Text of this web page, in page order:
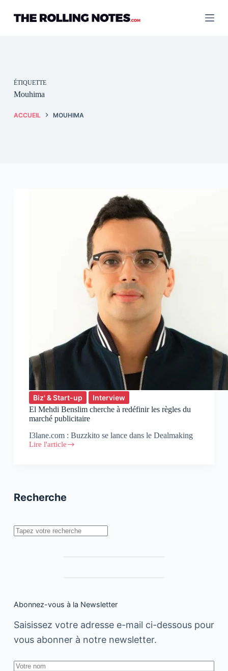
contenu
ÉTIQUETTE
Mouhima
ACCUEIL MOUHIMA
Biz' & Start-up
Interview
El Mehdi Benslim cherche à redéfinir les règles du
marché publicitaire
I3lane.com : Buzzkito se lance dans le Dealmaking
Lire l'article
El
les
marché
publicitaire
Recherche
Rechercher
Abonnez-vous à la Newsletter
Saisissez votre adresse e-mail ci-dessous pour
vous abonner à notre newsletter.